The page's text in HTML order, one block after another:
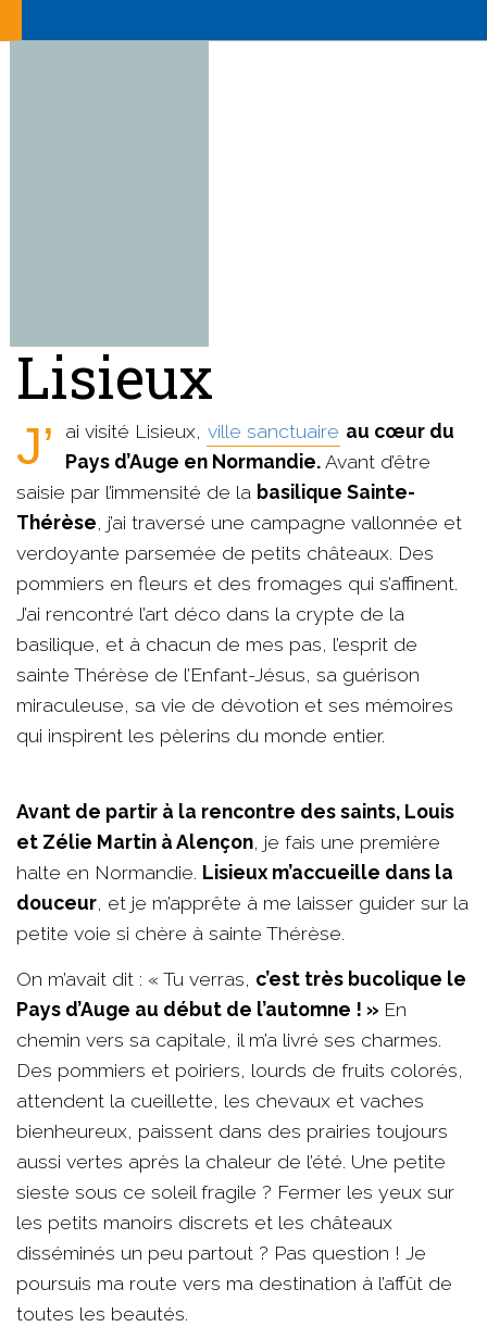
Lisieux
J’ai visité Lisieux, ville sanctuaire au cœur du
Pays d’Auge en Normandie.Avant d’être
saisie par l’immensité de la basilique Sainte-
Thérèse, j’ai traversé une campagne vallonnée et
verdoyante parsemée de petits châteaux. Des
pommiers en fleurs et des fromages qui s’affinent.
J’ai rencontré l’art déco dans la crypte de la
basilique, et à chacun de mes pas, l’esprit de
sainte Thérèse de l’Enfant-Jésus, sa guérison
miraculeuse, sa vie de dévotion et ses mémoires
qui inspirent les pèlerins du monde entier.
Avant de partir à la rencontre des saints, Louis
et Zélie Martin à Alençon, je fais une première
halte en Normandie. Lisieux m’accueille dans la
douceur, et je m’apprête à me laisser guider sur la
petite voie si chère à sainte Thérèse.
On m’avait dit : « Tu verras, c’est très bucolique le
Pays d’Auge au début de l’automne ! » En
chemin vers sa capitale, il m’a livré ses charmes.
Des pommiers et poiriers, lourds de fruits colorés,
attendent la cueillette, les chevaux et vaches
bienheureux, paissent dans des prairies toujours
aussi vertes après la chaleur de l’été. Une petite
sieste sous ce soleil fragile ? Fermer les yeux sur
les petits manoirs discrets et les châteaux
disséminés un peu partout ? Pas question ! Je
poursuis ma route vers ma destination à l’affût de
toutes les beautés.